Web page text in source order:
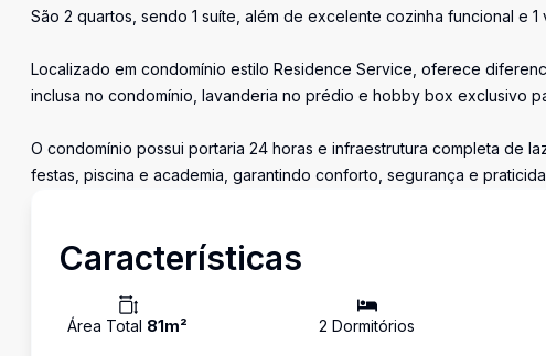
São 2 quartos, sendo 1 suíte, além de excelente cozinha funcional e 1
Localizado em condomínio estilo Residence Service, oferece
inclusa no condomínio, lavanderia no prédio e hobby box exclusivo
O condomínio possui portaria 24 horas e infraestrutura completa de
festas, piscina e academia, garantindo conforto, segurança e
Características
Área Total 81m² 2 Dormitórios